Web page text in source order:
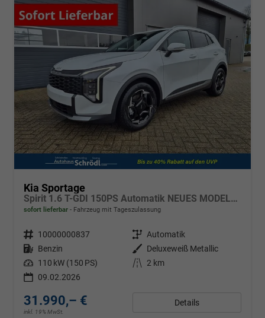
Kia Sportage
Spirit 1.6 T-GDI 150PS Automatik NEUES MODELL MY26 FACELIFT Teil-Leder 18"LM Sitzheizung v+h Lenkradheizung Klimaautomatik ACC Navi Bluetooth Touchscreen Apple CarPlay Android Auto PDC Rückf.Kamera 2x Keyless
sofort lieferbar Fahrzeug mit Tageszulassung
Fahrzeugnr. 10000000837 Getriebe Automatik
Kraftstoff Benzin Außenfarbe Deluxeweiß Metallic
Leistung 110 kW (150 PS) Kilometerstand
2 km
09.02.2026
31.990,– €
inkl. 19% MwSt.
Details